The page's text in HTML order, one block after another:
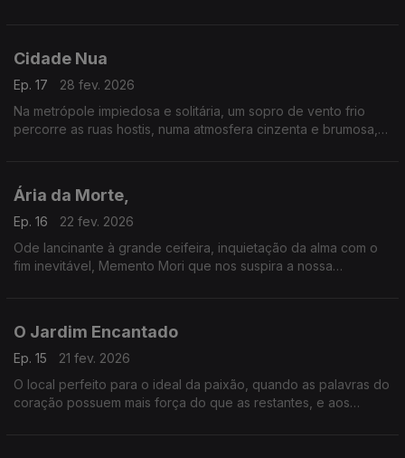
Cidade Nua
Ep. 17
28 fev. 2026
Na metrópole impiedosa e solitária, um sopro de vento frio
percorre as ruas hostis, numa atmosfera cinzenta e brumosa,
Ária da Morte,
Ep. 16
22 fev. 2026
Ode lancinante à grande ceifeira, inquietação da alma com o
fim inevitável, Memento Mori que nos suspira a nossa
O Jardim Encantado
Ep. 15
21 fev. 2026
O local perfeito para o ideal da paixão, quando as palavras do
coração possuem mais força do que as restantes, e aos